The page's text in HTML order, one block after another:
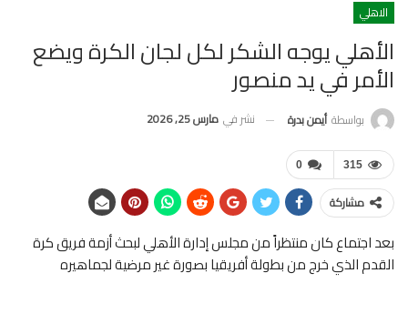
الاهلي
الأهلي يوجه الشكر لكل لجان الكرة ويضع
الأمر في يد منصور
بواسطة أيمن بدرة نشر في مارس 25, 2026
0 315
مشاركة
بعد اجتماع كان منتظراً من مجلس إدارة الأهلي لبحث أزمة فريق كرة
القدم الذي خرج من بطولة أفريقيا بصورة غير مرضية لجماهيره